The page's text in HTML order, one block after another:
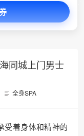
同城上门男士
全身SPA
受着身体和精神的